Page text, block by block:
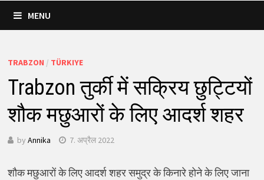
MENU
TRABZON / TÜRKIYE
Trabzon तुर्की में सक्रिय छुट्टियों
शौक मछुआरों के लिए आदर्श शहर
by Annika 7. अप्रैल 2022
शौक मछुआरों के लिए आदर्श शहर समुद्र के किनारे होने के लिए जाना